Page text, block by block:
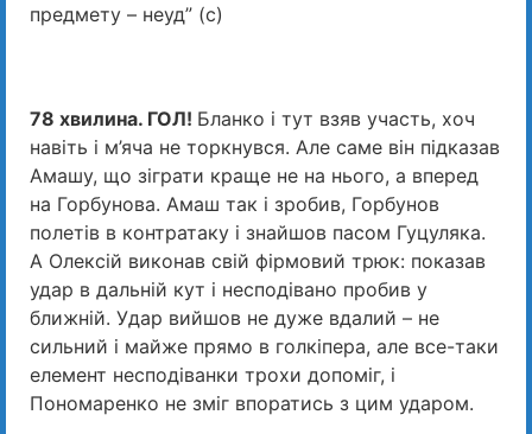
предмету – неуд” (с)
78 хвилина. ГОЛ! Бланко і тут взяв участь, хоч
навіть і м’яча не торкнувся. Але саме він підказав
Амашу, що зіграти краще не на нього, а вперед
на Горбунова. Амаш так і зробив, Горбунов
полетів в контратаку і знайшов пасом Гуцуляка.
А Олексій виконав свій фірмовий трюк: показав
удар в дальній кут і несподівано пробив у
ближній. Удар вийшов не дуже вдалий – не
сильний і майже прямо в голкіпера, але все-таки
елемент несподіванки трохи допоміг, і
Пономаренко не зміг впоратись з цим ударом.